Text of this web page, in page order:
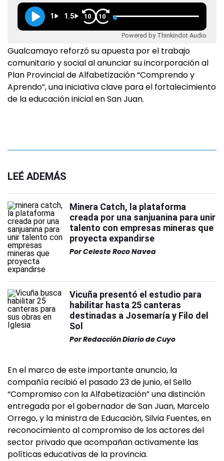
1 1.5 10 10
Powered by Thinkindot Audio
Gualcamayo reforzó su apuesta por el trabajo
comunitario y social al anunciar su incorporación al
Plan Provincial de Alfabetización “Comprendo y
Aprendo”, una iniciativa clave para el fortalecimiento
de la educación inicial en San Juan.
LEÉ ADEMÁS
Minera Catch, la plataforma
creada por una sanjuanina para unir
talento con empresas mineras que
proyecta expandirse
PorCeleste Roco Navea
Vicuña presentó el estudio para
habilitar hasta 25 canteras
destinadas a Josemaría y Filo del
Sol
PorRedacción Diario de Cuyo
En el marco de este importante anuncio, la
compañía recibió el pasado 23 de junio, el Sello
“Compromiso con la Alfabetización” una distinción
entregada por el gobernador de San Juan, Marcelo
Orrego, y la ministra de Educación, Silvia Fuentes, en
reconocimiento al compromiso de los actores del
sector privado que acompañan activamente las
políticas educativas de la provincia.